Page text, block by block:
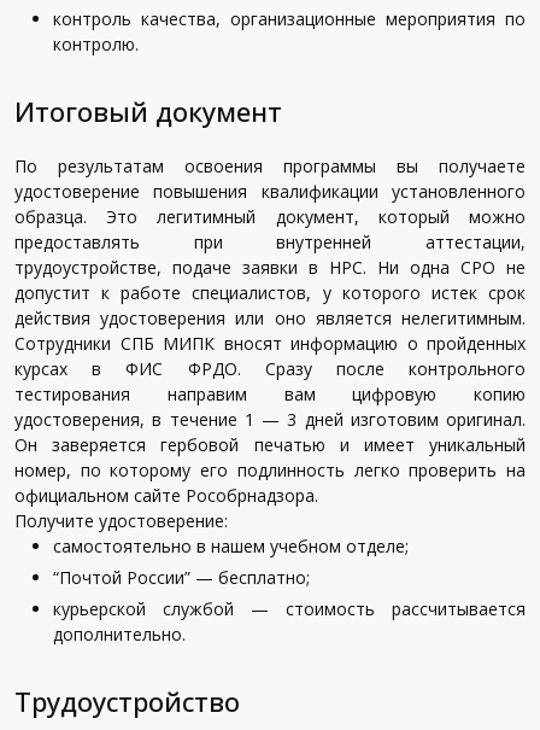
контроль качества, организационные мероприятия по
контролю.
Итоговый документ
По результатам освоения программы вы получаете
удостоверение повышения квалификации установленного
образца. Это легитимный документ, который можно
предоставлять при внутренней аттестации,
трудоустройстве, подаче заявки в НРС. Ни одна СРО не
допустит к работе специалистов, у которого истек срок
действия удостоверения или оно является нелегитимным.
Сотрудники СПБ МИПК вносят информацию о пройденных
курсах в ФИС ФРДО. Сразу после контрольного
тестирования направим вам цифровую копию
удостоверения, в течение 1 — 3 дней изготовим оригинал.
Он заверяется гербовой печатью и имеет уникальный
номер, по которому его подлинность легко проверить на
официальном сайте Рособрнадзора.
Получите удостоверение:
самостоятельно в нашем учебном отделе;
“Почтой России” — бесплатно;
курьерской службой — стоимость рассчитывается
дополнительно.
Трудоустройство